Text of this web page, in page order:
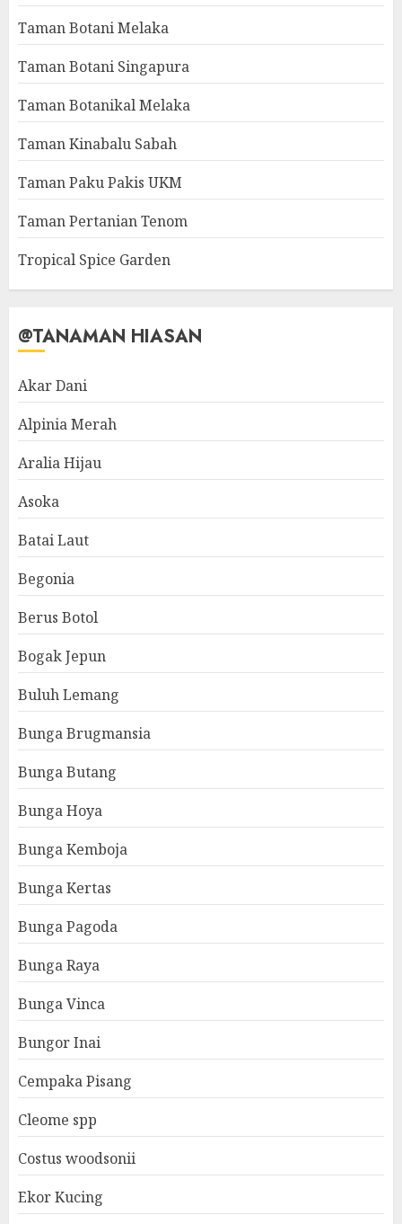
Taman Botani Melaka
Taman Botani Singapura
Taman Botanikal Melaka
Taman Kinabalu Sabah
Taman Paku Pakis UKM
Taman Pertanian Tenom
Tropical Spice Garden
@TANAMAN HIASAN
Akar Dani
Alpinia Merah
Aralia Hijau
Asoka
Batai Laut
Begonia
Berus Botol
Bogak Jepun
Buluh Lemang
Bunga Brugmansia
Bunga Butang
Bunga Hoya
Bunga Kemboja
Bunga Kertas
Bunga Pagoda
Bunga Raya
Bunga Vinca
Bungor Inai
Cempaka Pisang
Cleome spp
Costus woodsonii
Ekor Kucing